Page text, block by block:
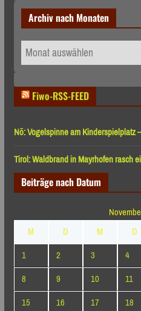
Archiv nach Monaten
Archiv
nach
Fiwo-RSS-FEED
Nö: Vogelspinne am
Tirol: Waldbrand in Mayrhofen rasch
Beiträge nach Datum
M
D M D
1
2 3 4
8
9 10 11
15
16 17 18